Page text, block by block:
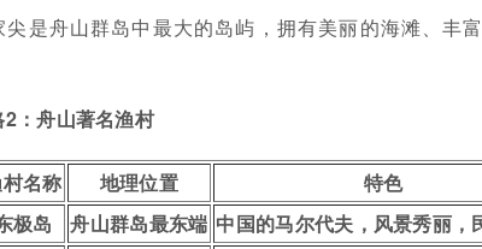
尖是舟山群岛中最大的岛屿，拥有美丽的海滩、丰
2：舟山著名渔村
名称 地理位置
特色
极岛 舟山群岛最东端 中国的马尔代夫，风景秀丽，